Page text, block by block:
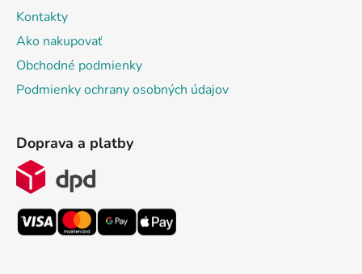
Kontakty
Ako nakupovať
Obchodné podmienky
Podmienky ochrany osobných údajov
Doprava a platby